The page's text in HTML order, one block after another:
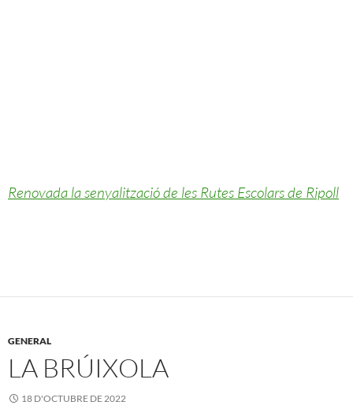
Renovada la senyalització de les Rutes Escolars de Ripoll
GENERAL
LA BRÚIXOLA
18 D'OCTUBRE DE 2022